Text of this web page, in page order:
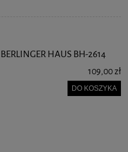
HAUS BH-2614
109,00 zł
DO KOSZYKA